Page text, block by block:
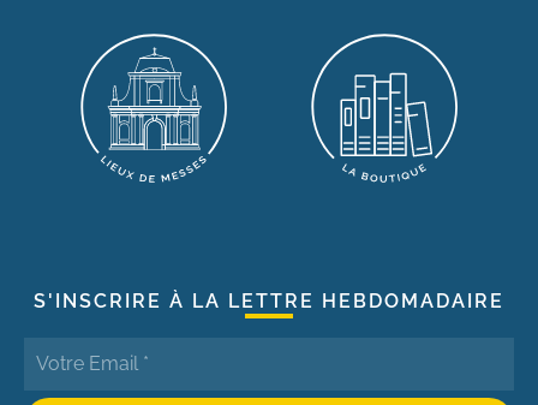
S'INSCRIRE À LA LETTRE HEBDOMADAIRE